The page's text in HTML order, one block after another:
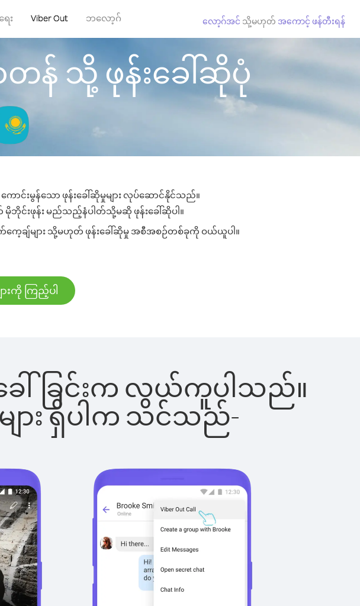
း Viber Out ဘလော့ဂ် လော့ဂ်အင် သို့မဟုတ် အကောင့် ဖန်တီးရန်
န် သို့ ဖုန်းခေါ်ဆိုပုံ
င်းမွန်သော ဖုန်းခေါ်ဆိုမှုများ လုပ်ဆောင်နိုင်သည်။
မိုဘိုင်းဖုန်း မည်သည့်နံပါတ်သို့မဆို ဖုန်းခေါ်ဆိုပါ။
ကေ့ချ်များ သို့မဟုတ် ဖုန်းခေါ်ဆိုမှု အစီအစဉ်တစ်ခုကို ဝယ်ယူပါ။
းကို ကြည့်ပါ
ခေါ်ခြင်းက လွယ်ကူပါသည်။
ျား ရှိပါက သင်သည်-